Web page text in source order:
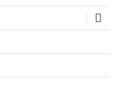
öffnen